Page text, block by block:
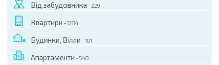
Від забудовника - 229
Квартири - 1284
Будинки, Вілли - 101
Апартаменти - 548